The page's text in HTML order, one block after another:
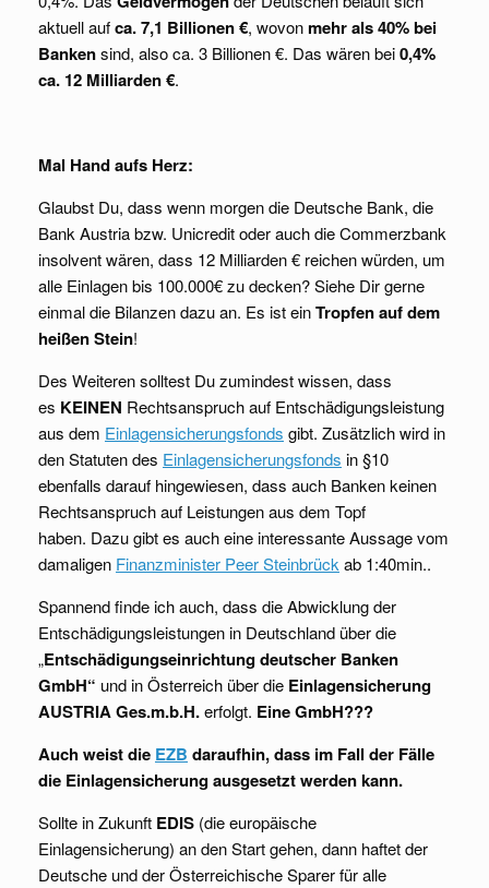
aktuell aufca. 7,1 Billionen €, wovonmehr als 40% bei
Bankensind, also ca. 3 Billionen €. Das wären bei0,4%
ca. 12 Milliarden €.
Mal Hand aufs Herz:
Glaubst Du, dass wenn morgen die Deutsche Bank, die
Bank Austria bzw. Unicredit oder auch die Commerzbank
insolvent wären, dass 12 Milliarden € reichen würden, um
alle Einlagen bis 100.000€ zu decken? Siehe Dir gerne
einmal die Bilanzen dazu an. Es ist einTropfen auf dem
heißen Stein!
Des Weiteren solltest Du zumindest wissen, dass
es KEINEN Rechtsanspruch auf Entschädigungsleistung
aus dem Einlagensicherungsfonds gibt. Zusätzlich wird in
den Statuten des Einlagensicherungsfonds in §10
ebenfalls darauf hingewiesen, dass auch Banken keinen
Rechtsanspruch auf Leistungen aus dem Topf
haben. Dazu gibt es auch eine interessante Aussage vom
damaligen Finanzminister Peer Steinbrück ab 1:40min..
Spannend finde ich auch, dass die Abwicklung der
Entschädigungsleistungen in Deutschland über die
„Entschädigungseinrichtung deutscher Banken
GmbH“ und in Österreich über die Einlagensicherung
AUSTRIA Ges.m.b.H.erfolgt. Eine GmbH???
Auch weist die EZB daraufhin, dass im Fall der Fälle
die Einlagensicherung ausgesetzt werden kann.
Sollte in Zukunft EDIS (die europäische
Einlagensicherung) an den Start gehen, dann haftet der
Deutsche und der Österreichische Sparer für alle